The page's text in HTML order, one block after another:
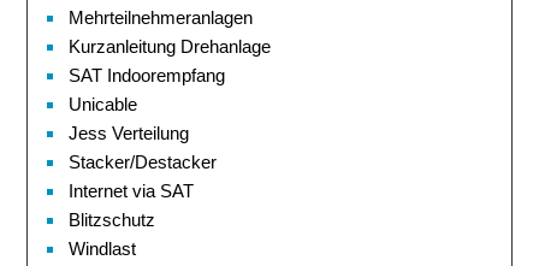
Mehrteilnehmeranlagen
Kurzanleitung Drehanlage
SAT Indoorempfang
Unicable
Jess Verteilung
Stacker/Destacker
Internet via SAT
Blitzschutz
Windlast